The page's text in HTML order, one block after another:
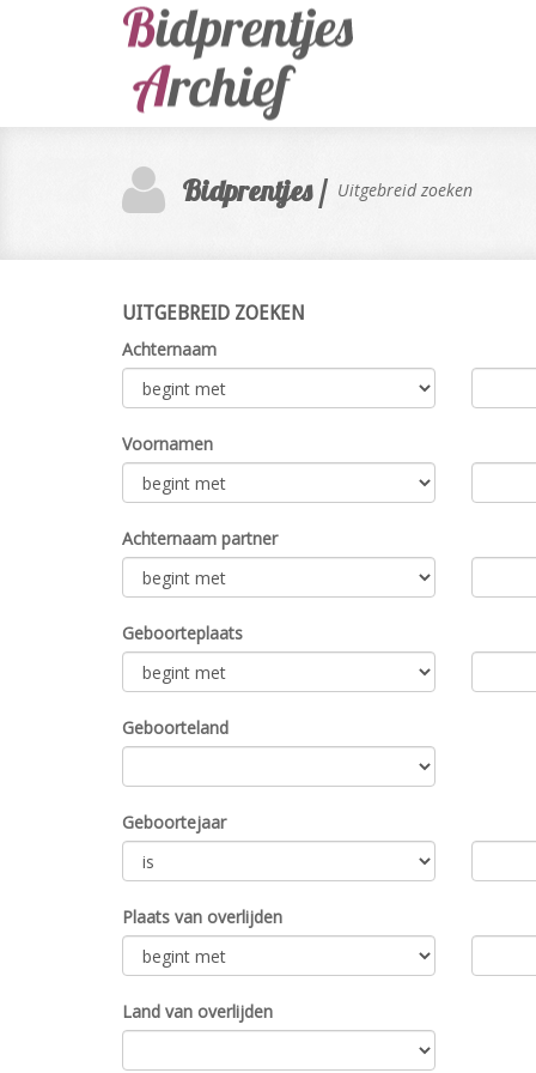
Bidprentjes / Uitgebreid zoeken
UITGEBREID ZOEKEN
Achternaam
Voornamen
Achternaam partner
Geboorteplaats
Geboorteland
Geboortejaar
Plaats van overlijden
Land van overlijden